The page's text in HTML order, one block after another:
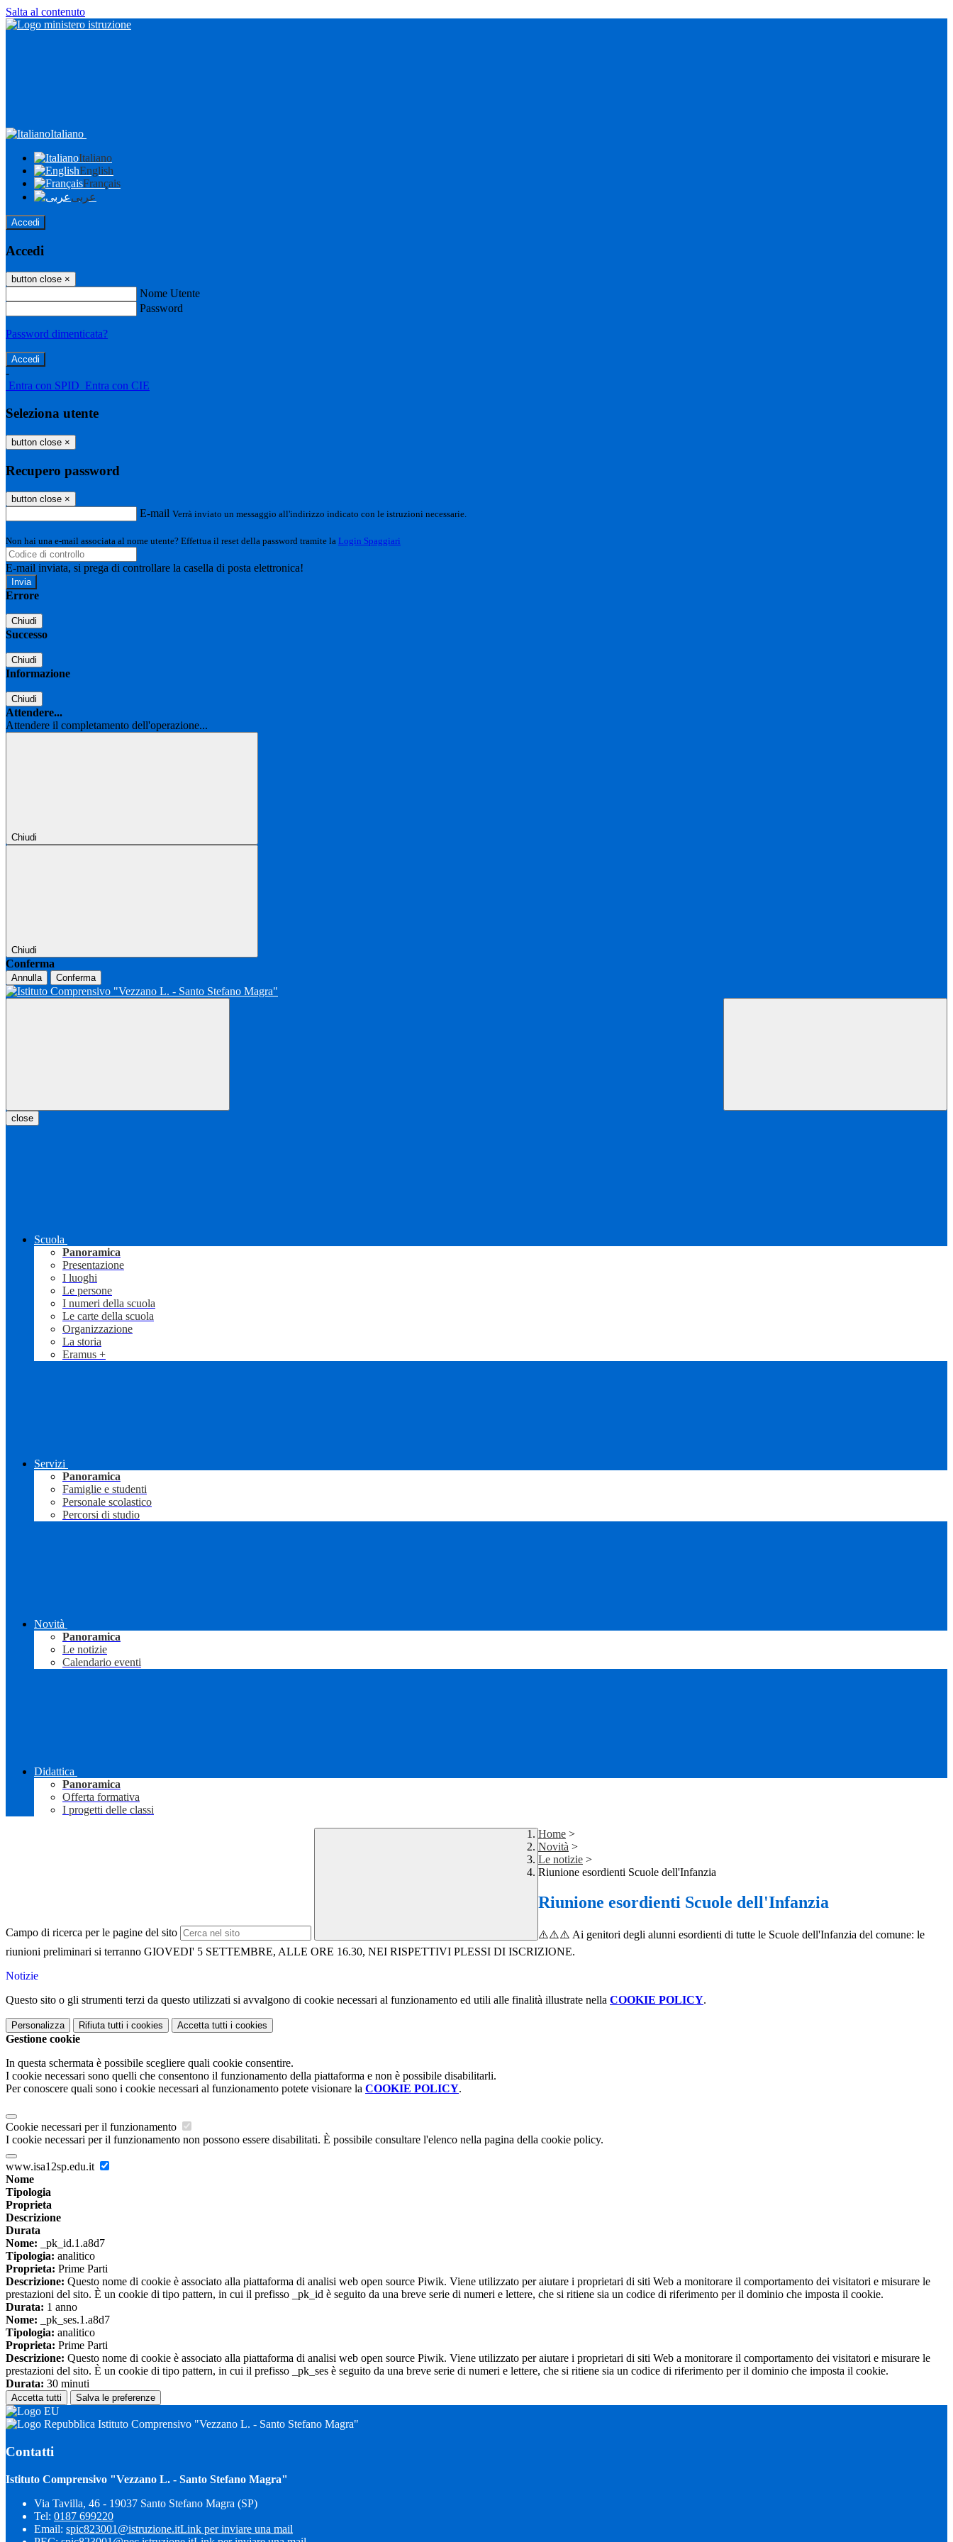
Salta al contenuto
Italiano
Italiano
English
Français
عربى
Accedi
Accedi
button close ×
Nome Utente
Password
Password dimenticata?
-
Entra con SPID Entra con CIE
Seleziona utente
button close ×
Recupero password
button close ×
E-mail Verrà inviato un messaggio all'indirizzo indicato con le istruzioni necessarie.
Non hai una e-mail associata al nome utente? Effettua il reset della password tramite la Login Spaggiari
E-mail inviata, si prega di controllare la casella di posta elettronica!
Errore
Chiudi
Successo
Chiudi
Informazione
Chiudi
Attendere...
Attendere il completamento dell'operazione...
Chiudi
Chiudi
Conferma
Annulla Conferma
close
Scuola
Panoramica
Presentazione
I luoghi
Le persone
I numeri della scuola
Le carte della scuola
Organizzazione
La storia
Eramus +
Servizi
Panoramica
Famiglie e studenti
Personale scolastico
Percorsi di studio
Novità
Panoramica
Le notizie
Calendario eventi
Didattica
Panoramica
Offerta formativa
I progetti delle classi
Campo di ricerca per le pagine del sito
Home >
Novità >
Le notizie >
Riunione esordienti Scuole dell'Infanzia
Riunione esordienti Scuole dell'Infanzia
⚠️⚠️⚠️ Ai genitori degli alunni esordienti di tutte le Scuole dell'Infanzia del comune: le
riunioni preliminari si terranno GIOVEDI' 5 SETTEMBRE, ALLE ORE 16.30, NEI RISPETTIVI PLESSI DI ISCRIZIONE.
Notizie
Questo sito o gli strumenti terzi da questo utilizzati si avvalgono di cookie necessari al funzionamento ed utili alle finalità illustrate nella COOKIE POLICY.
Personalizza Rifiuta tutti i cookies Accetta tutti i cookies
Gestione cookie
In questa schermata è possibile scegliere quali cookie consentire.
I cookie necessari sono quelli che consentono il funzionamento della piattaforma e non è possibile disabilitarli.
Per conoscere quali sono i cookie necessari al funzionamento potete visionare la COOKIE POLICY.
Cookie necessari per il funzionamento
I cookie necessari per il funzionamento non possono essere disabilitati. È possibile consultare l'elenco nella pagina della cookie policy.
www.isa12sp.edu.it
Nome
Tipologia
Proprieta
Descrizione
Durata
Nome: _pk_id.1.a8d7
Tipologia: analitico
Proprieta: Prime Parti
Descrizione: Questo nome di cookie è associato alla piattaforma di analisi web open source Piwik. Viene utilizzato per aiutare i proprietari di siti Web a monitorare il comportamento dei visitatori e misurare le
prestazioni del sito. È un cookie di tipo pattern, in cui il prefisso _pk_id è seguito da una breve serie di numeri e lettere, che si ritiene sia un codice di riferimento per il dominio che imposta il cookie.
Durata: 1 anno
Nome: _pk_ses.1.a8d7
Tipologia: analitico
Proprieta: Prime Parti
Descrizione: Questo nome di cookie è associato alla piattaforma di analisi web open source Piwik. Viene utilizzato per aiutare i proprietari di siti Web a monitorare il comportamento dei visitatori e misurare le
prestazioni del sito. È un cookie di tipo pattern, in cui il prefisso _pk_ses è seguito da una breve serie di numeri e lettere, che si ritiene sia un codice di riferimento per il dominio che imposta il cookie.
Durata: 30 minuti
Accetta tutti Salva le preferenze
Istituto Comprensivo "Vezzano L. - Santo Stefano Magra"
Contatti
Istituto Comprensivo "Vezzano L. - Santo Stefano Magra"
Via Tavilla, 46 - 19037 Santo Stefano Magra (SP)
Tel: 0187 699220
Email: spic823001@istruzione.itLink per inviare una mail